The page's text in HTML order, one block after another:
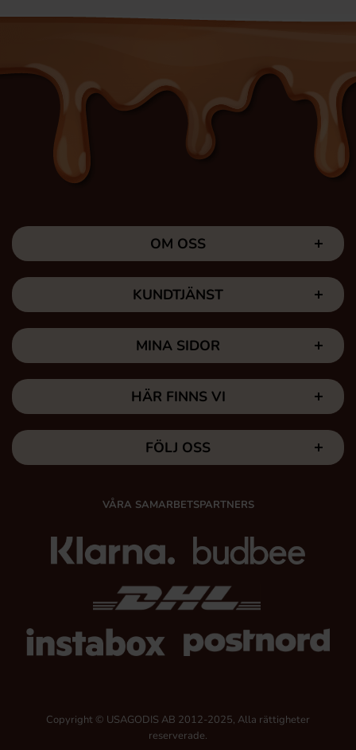
OM OSS
KUNDTJÄNST
MINA SIDOR
HÄR FINNS VI
FÖLJ OSS
VÅRA SAMARBETSPARTNERS
Copyright © USAGODIS AB 2012-2025, Alla rättigheter
reserverade.